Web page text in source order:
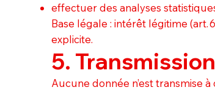
effectuer des analyses
Base légale : intérêt légitime (art.
explicite.
5.
Aucune donnée n’est transmise